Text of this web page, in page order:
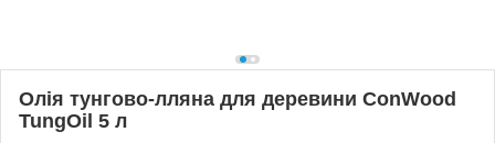
Олія тунгово-лляна для деревини ConWood
TungOil 5 л